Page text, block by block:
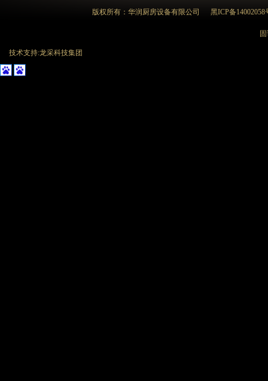
版权所有：华润厨房设备有限公司 黑ICP备14002058
技术支持:龙采科技集团